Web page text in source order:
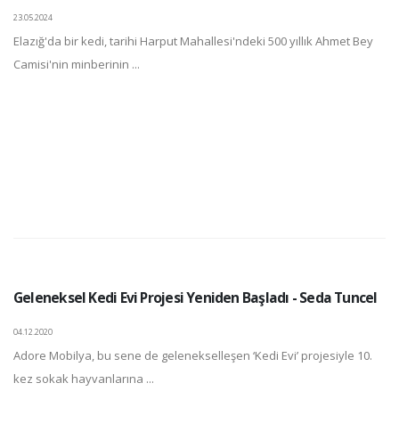
23.05.2024
Elazığ'da bir kedi, tarihi Harput Mahallesi'ndeki 500 yıllık Ahmet Bey
Camisi'nin minberinin ...
Geleneksel Kedi Evi Projesi Yeniden Başladı - Seda Tuncel
04.12.2020
Adore Mobilya, bu sene de gelenekselleşen ‘Kedi Evi’ projesiyle 10.
kez sokak hayvanlarına ...